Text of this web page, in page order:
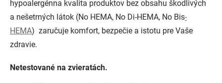
hypoalergénna kvalita produktov bez obsahu škodlivých
a nešetrných látok (No HEMA, No Di-HEMA, No Bis-
HEMA) zaručuje komfort, bezpečie a istotu pre Vaše
zdravie.
Netestované na zvieratách.